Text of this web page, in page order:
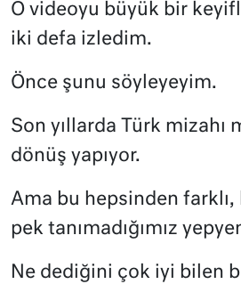
O videoyu büyük bir
iki defa izledim.
Önce şunu söyleyeyim.
Son yıllarda Türk mizahı
dönüş yapıyor.
Ama bu hepsinden
pek tanımadığımız
Ne dediğini çok iyi bilen